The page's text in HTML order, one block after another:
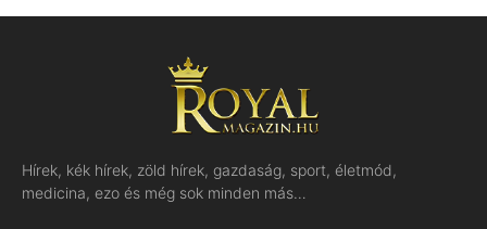
Hírek, kék hírek, zöld hírek, gazdaság, sport, életmód,
medicina, ezo és még sok minden más…